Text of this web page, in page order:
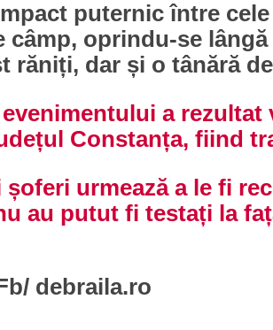
puternic între
câmp, oprindu-se
răniți, dar și o tânără
a
Constanța, fiind
șoferi urmează a le fi
au putut fi testați la
debraila.ro